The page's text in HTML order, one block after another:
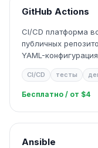
GitHub Actions
CI/CD платформа
публичных
YAML-
CI/CD тесты
Бесплатно / от $4
Ansible